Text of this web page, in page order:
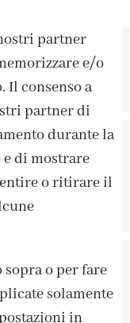
partner
e/o
Il consenso a
partner di
durante la
di mostrare
o ritirare il
o per fare
solamente
in